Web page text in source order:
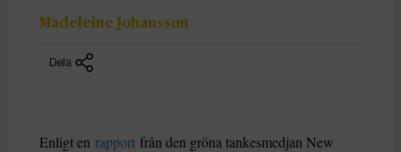
Madeleine Johansson
Dela
Enligt en rapport från den gröna tankesmedjan New